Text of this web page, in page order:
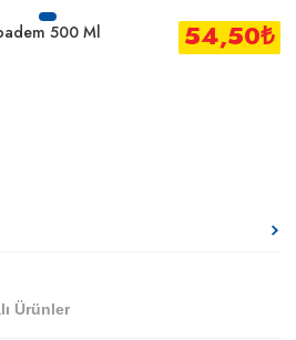
500 Ml 54,50₺
Ürünler